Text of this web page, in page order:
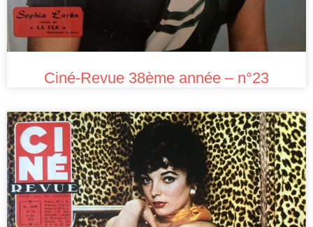
Ciné-Revue 38ème année – n°23